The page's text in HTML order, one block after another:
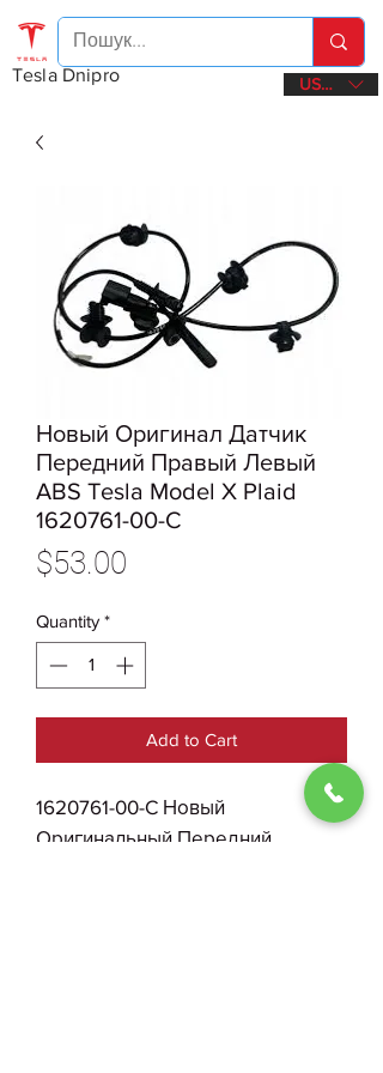
Tesla Dnipro USD ($)
Новый Оригинал Датчик
Передний Правый Левый
ABS Tesla Model X Plaid
1620761-00-C
$53.00
Quantity *
Add to Cart
1620761-00-C Новый
Оригинальный Передний